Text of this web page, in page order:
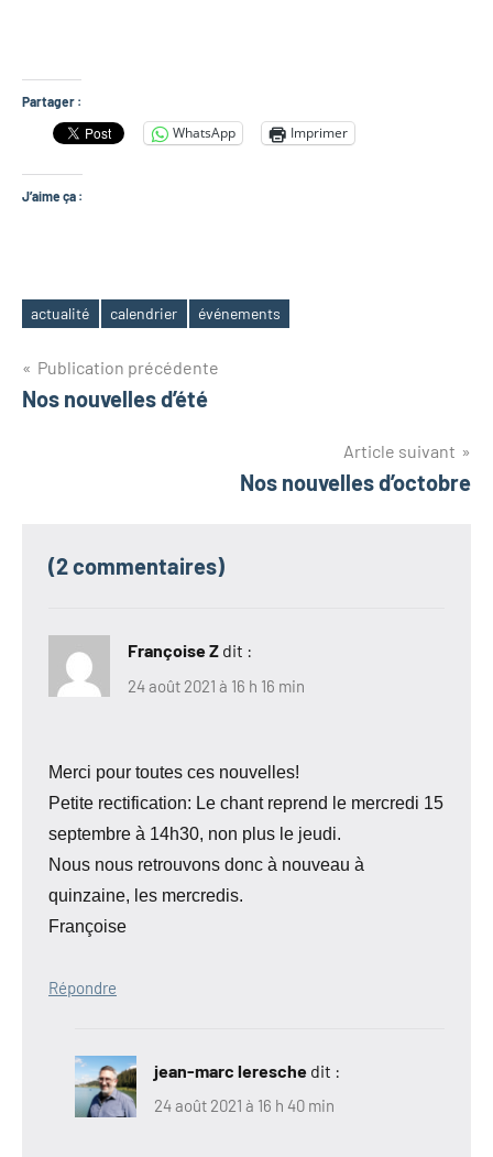
Partager :
WhatsApp Imprimer
J’aime ça :
Étiquettes
actualité calendrier événements
Navigation
de
Publication précédente
Nos nouvelles d’été
Article suivant
Nos nouvelles d’octobre
(2 commentaires)
Françoise Z dit :
24 août 2021 à 16 h 16 min
Merci pour toutes ces nouvelles!
Petite rectification: Le chant reprend le mercredi 15
septembre à 14h30, non plus le jeudi.
Nous nous retrouvons donc à nouveau à
quinzaine, les mercredis.
Françoise
Répondre
jean-marc leresche dit :
24 août 2021 à 16 h 40 min